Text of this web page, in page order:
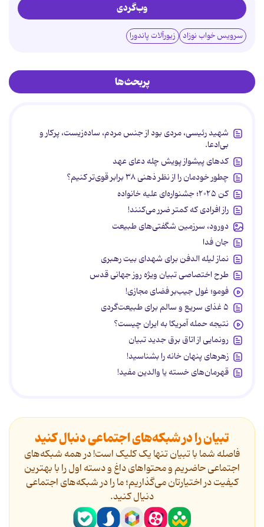
وب‌گردی
سرویس خواب نوزاد زیورآلات پاندورا
پربحث‌ها
شهید رئیسی، مردی بود از جنس مردم، ساده‌زیست، پرکار و
بی‌ادعا.
کدهای پیشواز پویش چله دعای عهد
چطور خودمان را از نظر ذهنی ۳۸ برابر قوی‌تر کنیم؟
کن ۲۰۲۵؛ جشنواره‌ای علیه خانواده
راز افرادی که کمتر ضرر می‌کنند!
دورود، سرزمین شگفتی‌های طبیعت
جان فدا
نماز لیله الدفن برای شهدای بیت رهبری
طرح اختصاصی تبیان ویژه روز جهانی قدس
فومو؛ غول جیب‌بر فضای مجازی!
۵ غذای سریع و سالم برای طبیعت‌گردی
نتیجه حمله آمریکا به ایران چیست؟
رونمایی از اتاق برق جدید تبیان
زهرهای پنهان خانه را بشناسید!
قهرمان‌های خسته یا والدین مفید!
تبیان را در شبکه‌های اجتماعی دنبال کنید
فاصله شما با تبیان تنها یک کلیک است! در همه شبکه‌های
اجتماعی حاضریم و محتواهای داغ و دسته اول را با بهترین
کیفیت در اختیارتان می‌گذاریم؛ ما را در شبکه‌های اجتماعی
دنیال کنید.